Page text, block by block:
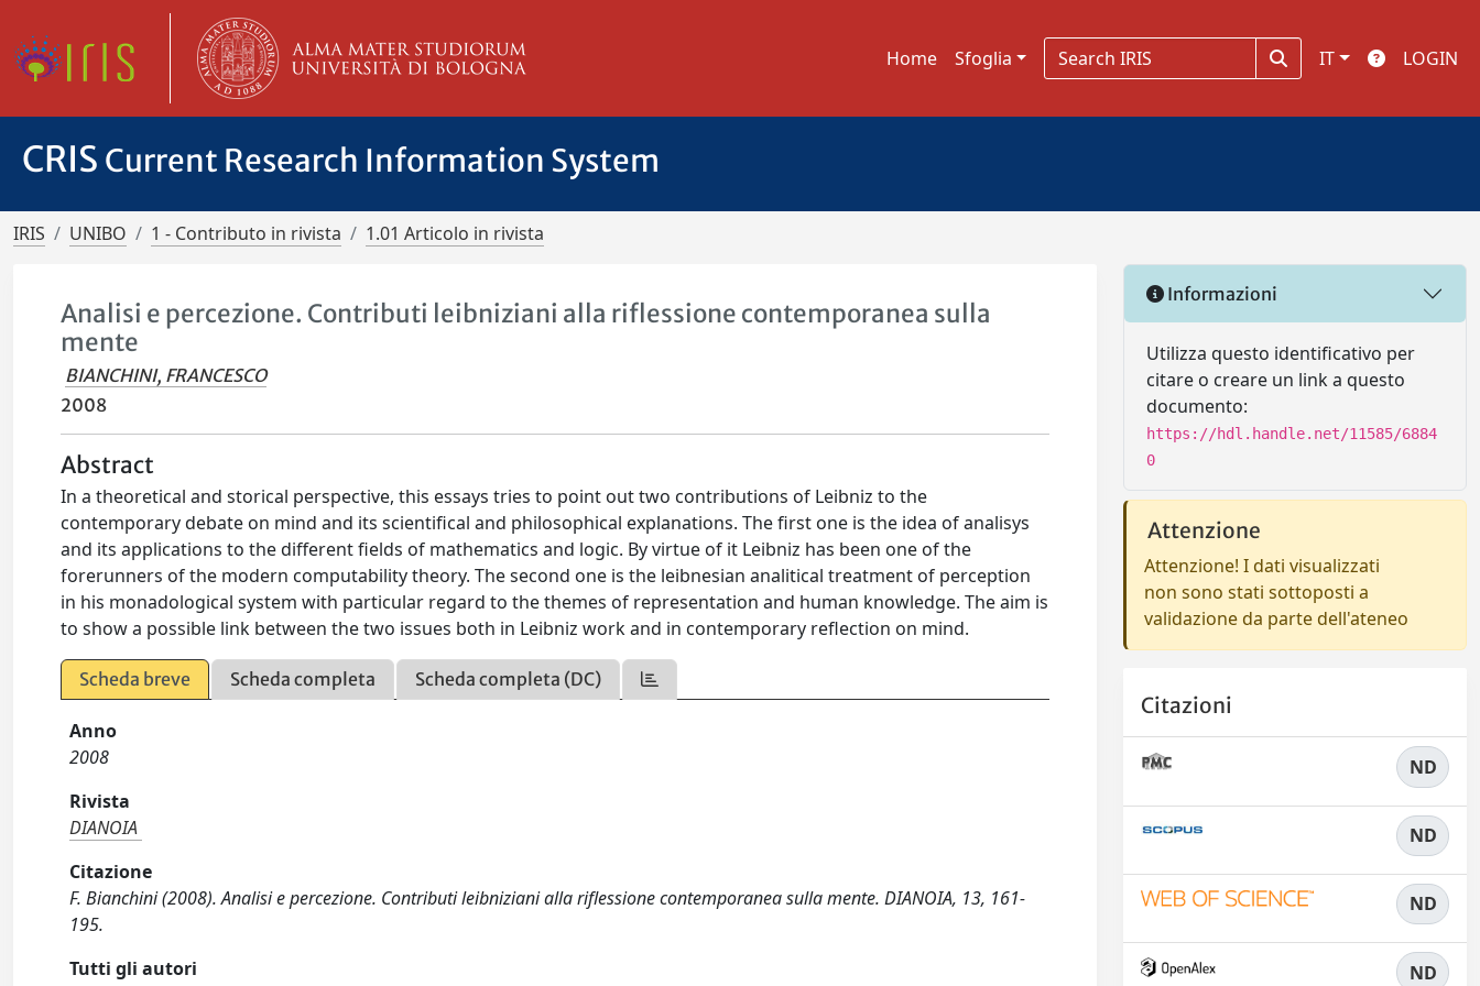
Home Sfoglia IT LOGIN
CRIS Current Research Information System
IRIS UNIBO 1 - Contributo in rivista 1.01 Articolo in rivista
Analisi e percezione. Contributi leibniziani alla riflessione contemporanea sulla
mente
BIANCHINI, FRANCESCO
2008
Abstract
In a theoretical and storical perspective, this essays tries to point out two contributions of Leibniz to the
contemporary debate on mind and its scientifical and philosophical explanations. The first one is the idea of analisys
and its applications to the different fields of mathematics and logic. By virtue of it Leibniz has been one of the
forerunners of the modern computability theory. The second one is the leibnesian analitical treatment of perception
in his monadological system with particular regard to the themes of representation and human knowledge. The aim is
to show a possible link between the two issues both in Leibniz work and in contemporary reflection on mind.
Scheda breve Scheda completa Scheda completa (DC)
Anno
2008
Rivista
DIANOIA
Citazione
F. Bianchini (2008). Analisi e percezione. Contributi leibniziani alla riflessione contemporanea sulla mente. DIANOIA, 13, 161-
195.
Tutti gli autori
Informazioni
Utilizza questo identificativo per
citare o creare un link a questo
documento:
https://hdl.handle.net/11585/6884
0
Attenzione
Attenzione! I dati visualizzati
non sono stati sottoposti a
validazione da parte dell'ateneo
Citazioni
ND
ND
ND
ND